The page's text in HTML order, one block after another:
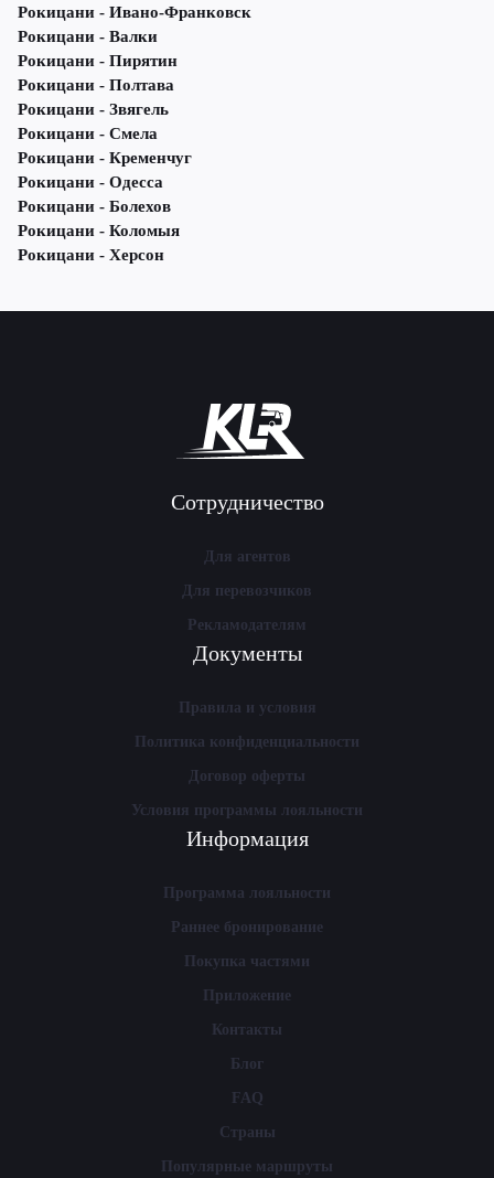
Рокицани - Ивано-Франковск
Рокицани - Валки
Рокицани - Пирятин
Рокицани - Полтава
Рокицани - Звягель
Рокицани - Смела
Рокицани - Кременчуг
Рокицани - Одесса
Рокицани - Болехов
Рокицани - Коломыя
Рокицани - Херсон
Сотрудничество
Для агентов
Для перевозчиков
Рекламодателям
Документы
Правила и условия
Политика конфиденциальности
Договор оферты
Условия программы лояльности
Информация
Программа лояльности
Раннее бронирование
Покупка частями
Приложение
Контакты
Блог
FAQ
Страны
Популярные маршруты